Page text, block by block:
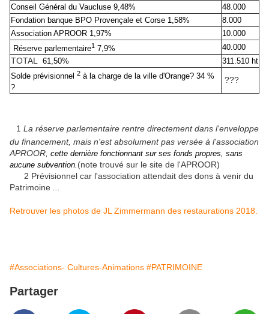
Conseil Général du Vaucluse 9,48%
48.000
Fondation banque BPO Provençale et Corse 1,58%
8.000
Association APROOR 1,97%
10.000
Réserve parlementaire1 7,9% 40.000
TOTAL 61,50%
311.510 ht
Solde prévisionnel 2 à la charge de la ville d'Orange? 34 %
?
???
1 La réserve parlementaire rentre directement dans l'enveloppe
du financement, mais n'est absolument pas versée à l'association
APROOR, cette dernière fonctionnant sur ses fonds propres, sans
aucune subvention. (note trouvé sur le site de l'APROOR)
2 Prévisionnel car l'association attendait des dons à venir du
Patrimoine
Retrouver les photos de JL Zimmermann des restaurations 2018.
#Associations- Cultures-Animations #PATRIMOINE
Partager